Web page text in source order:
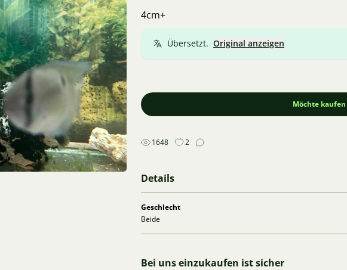
4cm+
Übersetzt. Original anzeigen
Möchte kaufen
1648 2
Details
Geschlecht
Beide
Bei uns einzukaufen ist sicher